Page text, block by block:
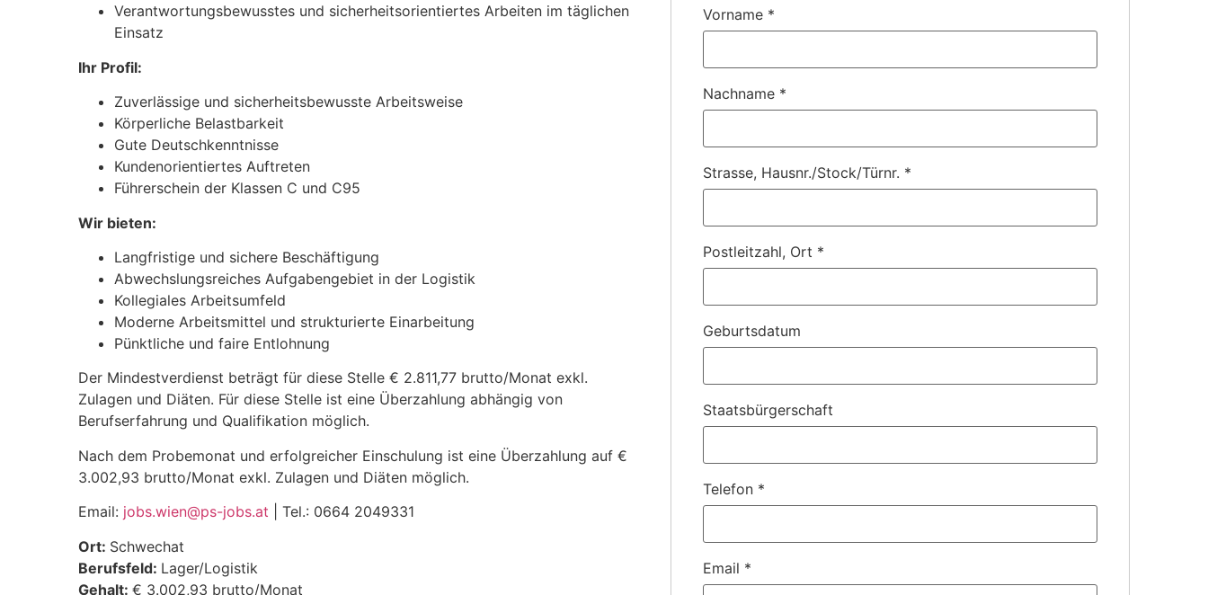
Verantwortungsbewusstes und sicherheitsorientiertes Arbeiten im täglichen
Einsatz
Ihr Profil:
Zuverlässige und sicherheitsbewusste Arbeitsweise
Körperliche Belastbarkeit
Gute Deutschkenntnisse
Kundenorientiertes Auftreten
Führerschein der Klassen C und C95
Wir bieten:
Langfristige und sichere Beschäftigung
Abwechslungsreiches Aufgabengebiet in der Logistik
Kollegiales Arbeitsumfeld
Moderne Arbeitsmittel und strukturierte Einarbeitung
Pünktliche und faire Entlohnung
Der Mindestverdienst beträgt für diese Stelle € 2.811,77 brutto/Monat exkl.
Zulagen und Diäten. Für diese Stelle ist eine Überzahlung abhängig von
Berufserfahrung und Qualifikation möglich.
Nach dem Probemonat und erfolgreicher Einschulung ist eine Überzahlung auf €
3.002,93 brutto/Monat exkl. Zulagen und Diäten möglich.
Email: jobs.wien@ps-jobs.at | Tel.: 0664 2049331
Ort: Schwechat
Berufsfeld: Lager/Logistik
Gehalt: € 3.002,93 brutto/Monat
Vorname *
Nachname *
Strasse, Hausnr./Stock/Türnr. *
Postleitzahl, Ort *
Geburtsdatum
Staatsbürgerschaft
Telefon *
Email *